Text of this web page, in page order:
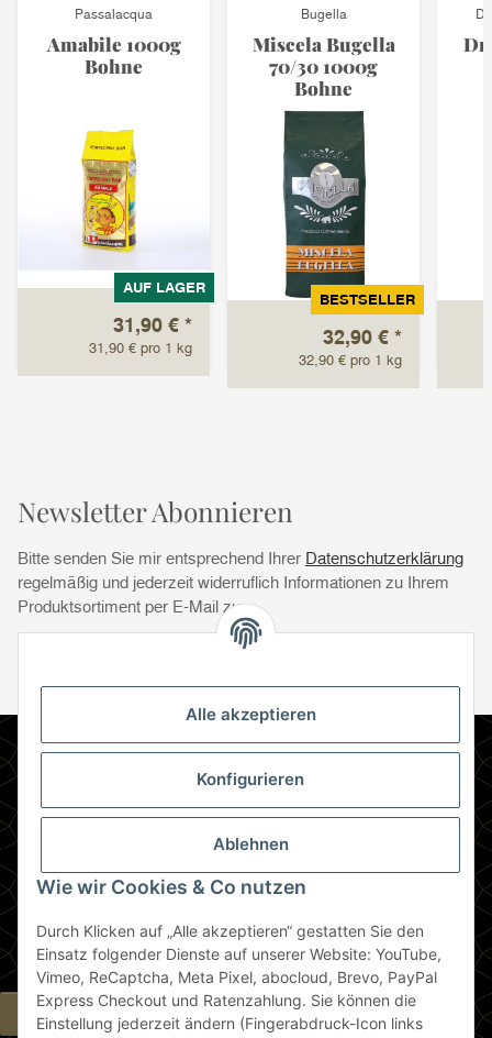
Alle akzeptieren
Konfigurieren
Ablehnen
Wie wir Cookies & Co nutzen
Durch Klicken auf „Alle akzeptieren“ gestatten Sie den
Einsatz folgender Dienste auf unserer Website: YouTube,
Vimeo, ReCaptcha, Meta Pixel, abocloud, Brevo, PayPal
Express Checkout und Ratenzahlung. Sie können die
Einstellung jederzeit ändern (Fingerabdruck-Icon links
Passalacqua
Amabile 1000g
Bohne
AUF LAGER
31,90 € *
31,90 € pro 1 kg
Bugella
Miscela Bugella
70/30 1000g
Bohne
BESTSELLER
32,90 € *
32,90 € pro 1 kg
Newsletter Abonnieren
Bitte senden Sie mir entsprechend Ihrer Datenschutzerklärung
regelmäßig und jederzeit widerruflich Informationen zu Ihrem
Produktsortiment per E-Mail zu.
Newsletter Abonnieren
Gesetzliche Informationen
Zahlungsmethoden
Berlin
Widerrufsbutton